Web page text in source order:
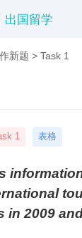
出国留学
新题 >Task 1
1 表格
in 2009